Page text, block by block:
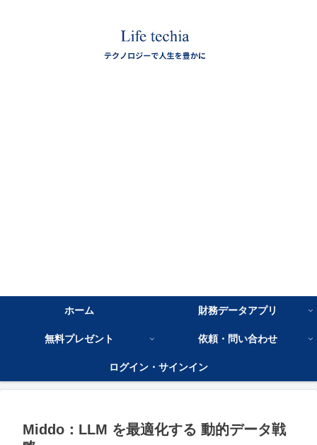
ホーム 財務データアプリ
無料プレゼント 依頼・問い合わせ
ログイン・サインイン
Middo：LLM を最適化する 動的データ戦